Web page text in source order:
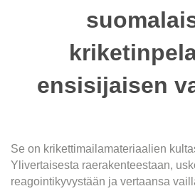
ensisijaisen
Se on krikettimailamateriaalien
Ylivertaisesta raerakenteestaan,
reagointikyvystään ja vertaansa